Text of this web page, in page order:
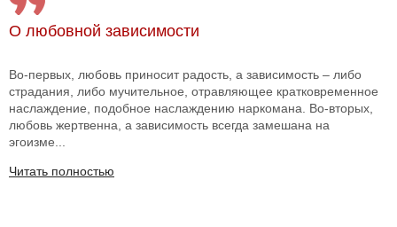
О любовной зависимости
Во-первых, любовь приносит радость, а зависимость – либо
страдания, либо мучительное, отравляющее кратковременное
наслаждение, подобное наслаждению наркомана. Во-вторых,
любовь жертвенна, а зависимость всегда замешана на
эгоизме...
Читать полностью